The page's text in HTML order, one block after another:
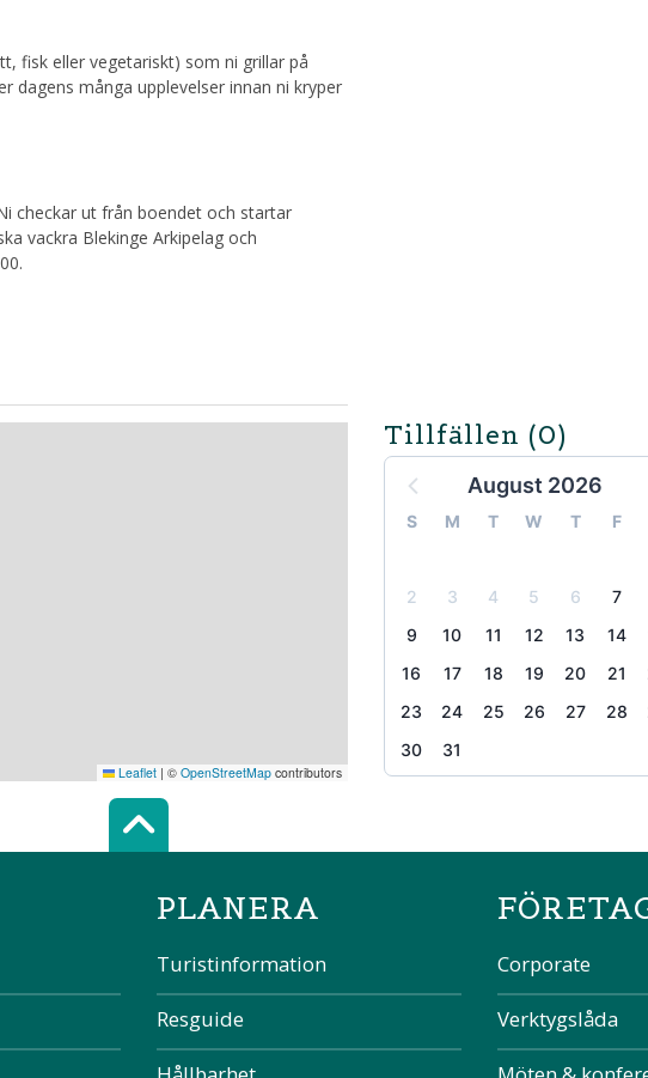
fisk eller vegetariskt) som ni grillar på
dagens många upplevelser innan ni kryper
checkar ut från boendet och startar
vackra Blekinge Arkipelag och
Tillfällen (0)
August 2026
S M T W T F
2
3 4 5 6 7
9
10 11 12 13 14
16
17 18 19 20 21
23
24 25 26 27 28
30
31
Leaflet | © OpenStreetMap contributors
Scroll top of the page
PLANERA
Turistinformation
Resguide
Corporate
Verktygslåda